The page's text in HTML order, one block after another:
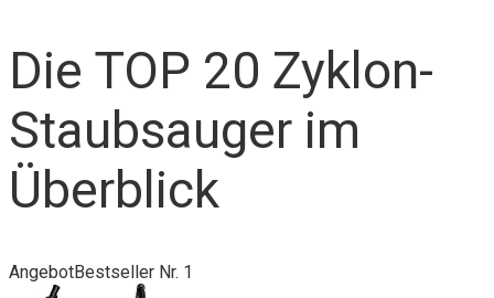
Die TOP 20 Zyklon-
Staubsauger im
Überblick
AngebotBestseller Nr. 1